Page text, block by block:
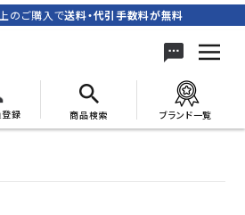
のご購入で送料・代引手数料が無料
録 商品検索 ブランド一覧